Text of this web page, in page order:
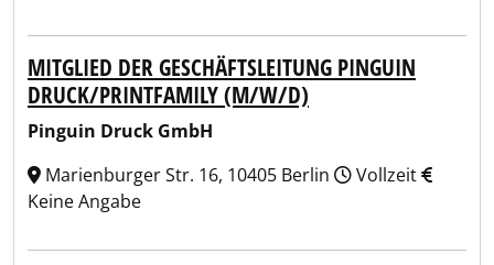
MITGLIED DER GESCHÄFTSLEITUNG PINGUIN
DRUCK/PRINTFAMILY (M/W/D)
Pinguin Druck GmbH
Marienburger Str. 16, 10405 Berlin
Vollzeit
Keine Angabe